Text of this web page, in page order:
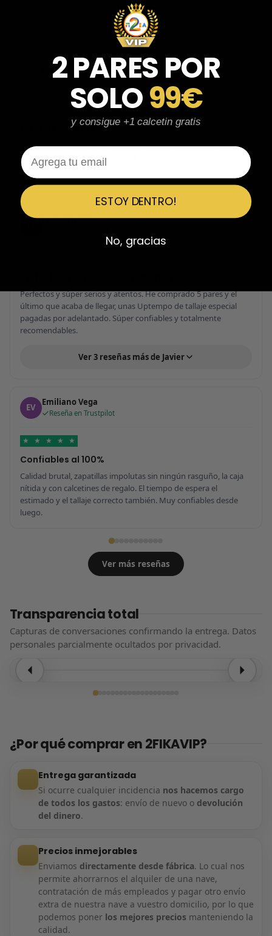
parecen de marcas verdaderas. Entrega súper rápida, embalaje
perfecto y con el detalle de los calcetines contentísima. Sin duda
Fernando Aranda Morales
★
ESPECTACULARES
Total control del pedido, te avisan si hay algún problema con el
modelo elegido, empaquetado perfecto con caja original y
embolsado, zapas de altísima calidad y acabados top. Air Max y
Travis Scott espectaculares. Recomendable 100%.
Javier Victorio
Perfectos y súper serios y atentos. He comprado 5 pares y el
último que acaba de llegar, unas Uptempo de tallaje especial
pagadas por adelantado. Súper confiables y totalmente
recomendables.
Ver 3 reseñas más de Javier
EV Emiliano Vega
Reseña en Trustpilot
★ ★ ★ ★ ★
Confiables al 100%
Calidad brutal, zapatillas impolutas sin ningún rasguño, la caja
nítida y con calcetines de regalo. El tiempo de espera el
estimado y el tallaje correcto también. Muy confiables desde
luego.
Ver más reseñas
Transparencia total
Capturas de conversaciones confirmando la entrega. Datos
personales parcialmente ocultados por privacidad.
¿Por qué comprar en 2FIKAVIP?
Entrega garantizada
Si ocurre cualquier incidencia nos hacemos cargo
de todos los gastos: envío de nuevo o devolución
del dinero.
Precios inmejorables
Enviamos directamente desde fábrica. Lo cual nos
permite ahorrarnos el alquiler de una nave,
contratación de más empleados y pagar otro envío
extra de nuestra nave a vuestro domicilio, por lo que
podemos poner los mejores precios manteniendo la
calidad.
2 PARES POR
SOLO99€
y consigue +1 calcetin gratis
Email
ESTOY DENTRO!
No, gracias